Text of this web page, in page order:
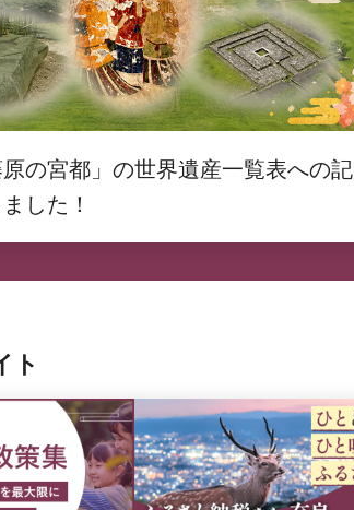
原の宮都」の世界遺産一覧表への記
した！
ト